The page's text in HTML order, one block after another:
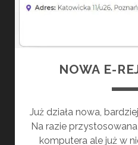
NOWA E-
Już działa nowa,
Na razie
komputera ale już w